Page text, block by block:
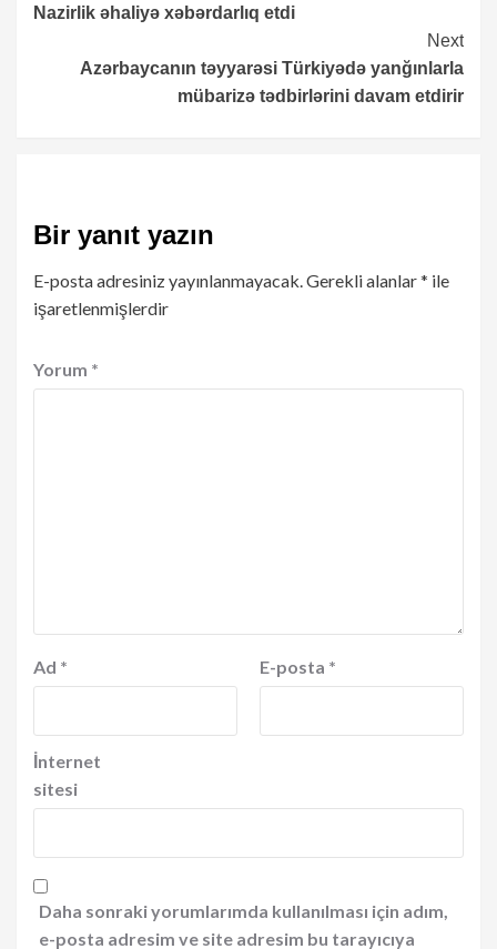
Reading
Nazirlik əhaliyə xəbərdarlıq etdi
Next
Azərbaycanın təyyarəsi Türkiyədə yanğınlarla
mübarizə tədbirlərini davam etdirir
Bir yanıt yazın
E-posta adresiniz yayınlanmayacak.Gerekli alanlar* ile
işaretlenmişlerdir
Yorum *
Ad * E-posta *
İnternet
sitesi
Daha sonraki yorumlarımda kullanılması için adım,
e-posta adresim ve site adresim bu tarayıcıya